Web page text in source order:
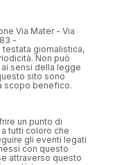
Via Mater - Via
-
giornalistica,
Non può
sensi della legge
sito sono
scopo benefico.
un punto di
tutti coloro che
gli eventi legati
con questo
attraverso questo